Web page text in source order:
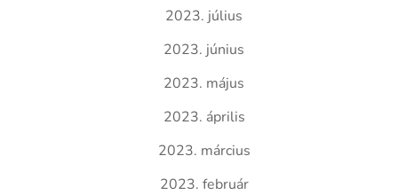
2023. július
2023. június
2023. május
2023. április
2023. március
2023. február